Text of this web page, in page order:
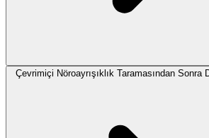
Çevrimiçi Nöroayrışıklık Taramasından Sonra